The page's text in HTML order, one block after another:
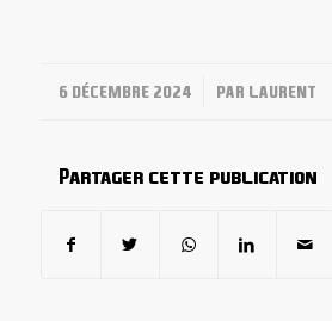
6 DÉCEMBRE 2024
/ PAR LAURENT
Partager cette publication